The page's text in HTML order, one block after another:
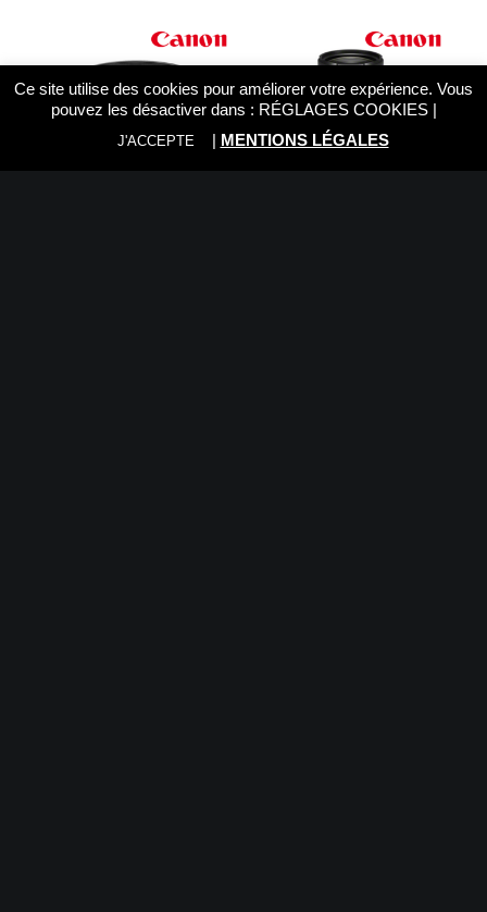
Ce site utilise des cookies pour améliorer votre expérience. Vous
pouvez les désactiver dans : RÉGLAGES COOKIES|
J'ACCEPTE | MENTIONS LÉGALES